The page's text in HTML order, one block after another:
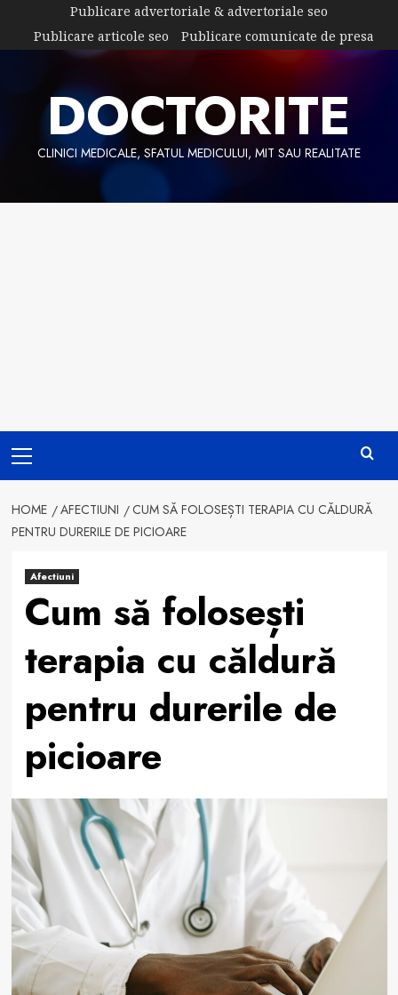
content
Publicare advertoriale & advertoriale seo
Publicare articole seo
Publicare comunicate de presa
DOCTORITE
CLINICI MEDICALE, SFATUL MEDICULUI, MIT SAU REALITATE
Menu
HOME AFECTIUNI
CUM SĂ FOLOSEȘTI TERAPIA CU CĂLDURĂ
PENTRU DURERILE DE PICIOARE
Afectiuni
Cum să folosești
terapia cu căldură
pentru durerile de
picioare